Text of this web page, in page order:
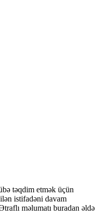
təqdim etmək üçün
istifadəni davam
məlumatı buradan əldə